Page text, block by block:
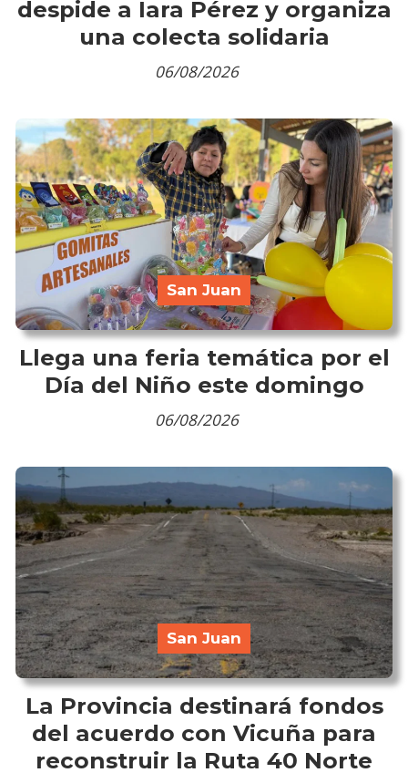
despide a Iara Pérez y organiza
una colecta solidaria
06/08/2026
Llega una feria temática por el
Día del Niño este domingo
San Juan
06/08/2026
La Provincia destinará fondos
del acuerdo con Vicuña para
reconstruir la Ruta 40 Norte
San Juan